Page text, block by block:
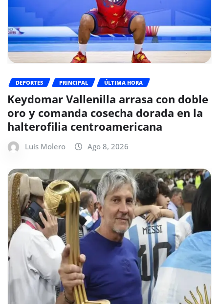
DEPORTES PRINCIPAL ÚLTIMA HORA
Keydomar Vallenilla arrasa con doble
oro y comanda cosecha dorada en la
halterofilia centroamericana
Luis Molero Ago 8, 2026